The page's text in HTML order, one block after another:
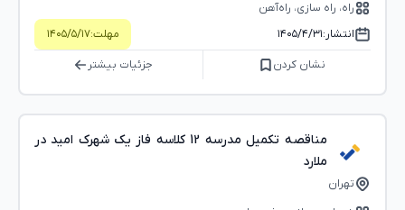
راه، راه‌ سازی، راه‌آهن
انتشار:۱۴۰۵/۴/۳۱ مهلت:۱۴۰۵/۵/۱۷
نشان کردن جزئیات بیشتر
مناقصه تکمیل مدرسه 12 کلاسه فاز یک شهرک امید در
ملارد
تهران